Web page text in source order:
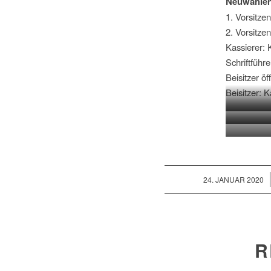
1.
2.
Kassierer:
Beisitzer
Beisitzer:
Andreas
24. JANUAR 2020
/